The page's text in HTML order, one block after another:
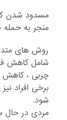
مسدود شدن
منجر به حمله
روش های
شامل کاهش
چربی ، کاهش
برخی افراد
شود.
مردی در حال